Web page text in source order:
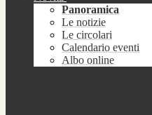
Panoramica
Le notizie
Le circolari
Calendario eventi
Albo online